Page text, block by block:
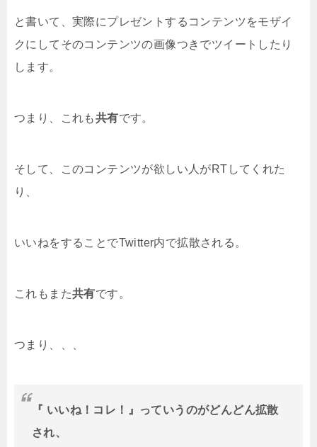
と書いて、実際にプレゼントするコンテンツをモザイ
クにしてそのコンテンツの画像つきでツイートしたり
します。
つまり、これも共有です。
そして、このコンテンツが欲しい人がRTしてくれた
り、
いいねをすることでTwitter内で拡散される。
これもまた共有です。
つまり、、、
『 いいね！コレ！』っていうのがどんどん拡散
され、